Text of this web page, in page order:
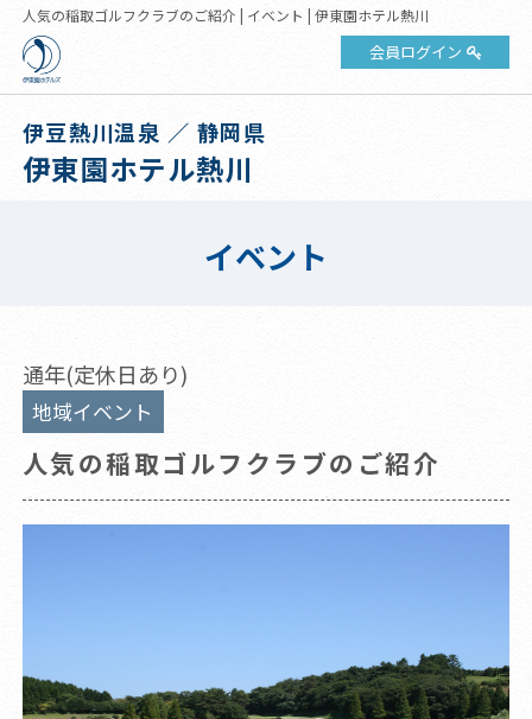
人気の稲取ゴルフクラブのご紹介 | イベント | 伊東園ホテル熱川
会員ログイン
伊豆熱川温泉 ／ 静岡県
伊東園ホテル熱川
イベント
通年(定休日あり)
地域イベント
人気の稲取ゴルフクラブのご紹介